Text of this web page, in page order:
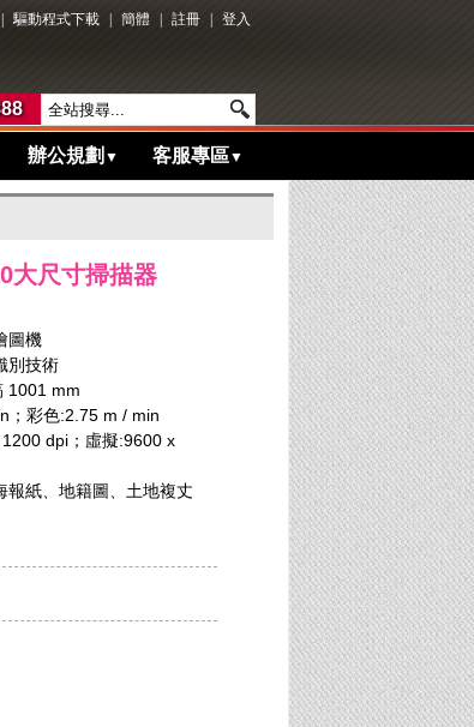
驅動程式下載 簡體 註冊 登入
辦公規劃 ▼ 客服專區▼
大尺寸掃描器
圖機
別技術
1001 mm
；彩色:2.75 m / min
dpi；虛擬:9600 x
報紙、地籍圖、土地複丈